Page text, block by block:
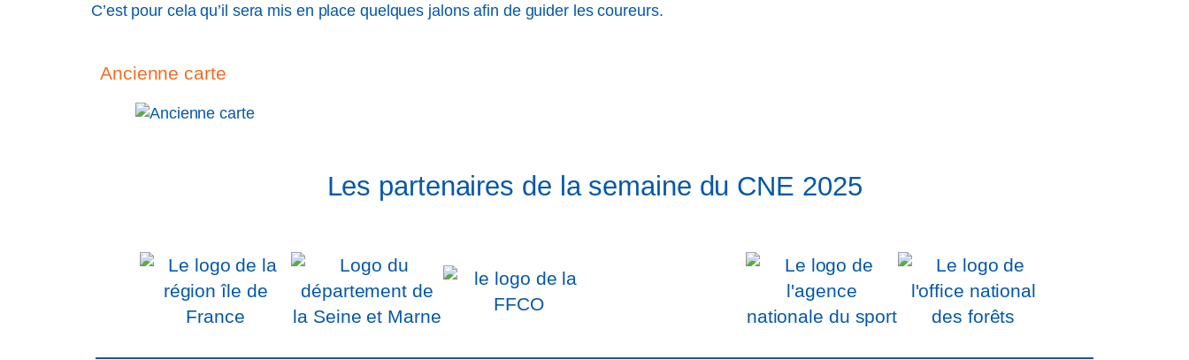
C’est pour cela qu’il sera mis en place quelques jalons afin de guider les coureurs.
Ancienne carte
Les partenaires de la semaine du CNE 2025